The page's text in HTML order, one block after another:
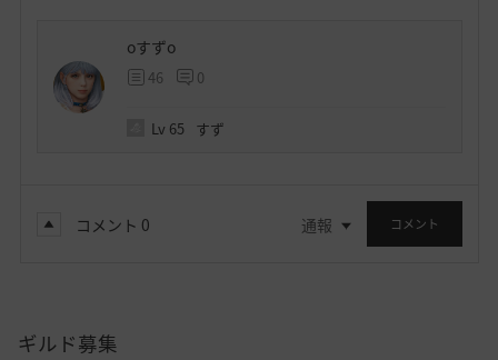
oすずo
46 0
Lv 65 すず
コメント 0 通報 コメント
ギルド募集